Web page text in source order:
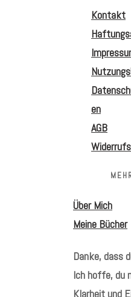
Kontakt
en
AGB
Über Mich
Meine Bücher
Danke, dass
Ich hoffe, du
Klarheit und